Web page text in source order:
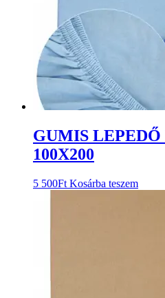
GUMIS
100X200
5 500Ft Kosárba teszem